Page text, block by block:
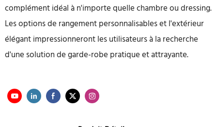
complément idéal à n'importe quelle chambre ou dressing.
Les options de rangement personnalisables et l'extérieur
élégant impressionneront les utilisateurs à la recherche
d'une solution de garde-robe pratique et attrayante.